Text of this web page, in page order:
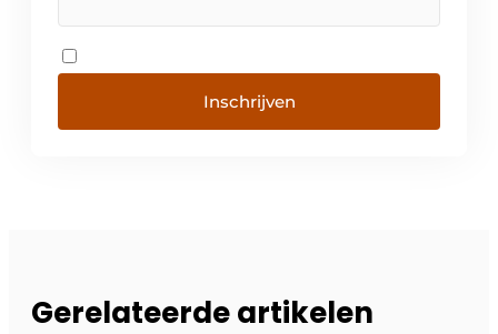
Inschrijven
Gerelateerde artikelen